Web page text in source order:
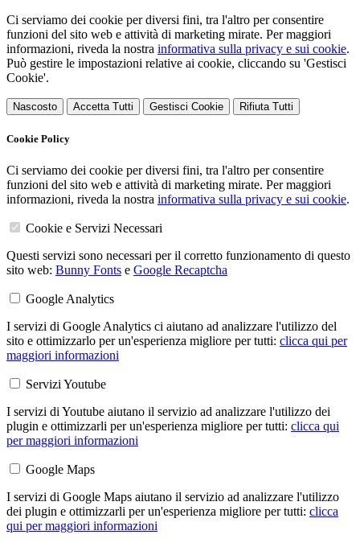
Ci serviamo dei cookie per diversi fini, tra l'altro per consentire
funzioni del sito web e attività di marketing mirate. Per maggiori
informazioni, riveda la nostra informativa sulla privacy e sui cookie.
Può gestire le impostazioni relative ai cookie, cliccando su 'Gestisci
Cookie'.
Nascosto Accetta Tutti Gestisci Cookie Rifiuta Tutti
Cookie Policy
Ci serviamo dei cookie per diversi fini, tra l'altro per consentire
funzioni del sito web e attività di marketing mirate. Per maggiori
informazioni, riveda la nostra informativa sulla privacy e sui cookie.
Cookie e Servizi Necessari
Questi servizi sono necessari per il corretto funzionamento di questo
sito web: Bunny Fonts e Google Recaptcha
Google Analytics
I servizi di Google Analytics ci aiutano ad analizzare l'utilizzo del
sito e ottimizzarlo per un'esperienza migliore per tutti: clicca qui per
maggiori informazioni
Servizi Youtube
I servizi di Youtube aiutano il servizio ad analizzare l'utilizzo dei
plugin e ottimizzarli per un'esperienza migliore per tutti: clicca qui
per maggiori informazioni
Google Maps
I servizi di Google Maps aiutano il servizio ad analizzare l'utilizzo
dei plugin e ottimizzarli per un'esperienza migliore per tutti: clicca
qui per maggiori informazioni